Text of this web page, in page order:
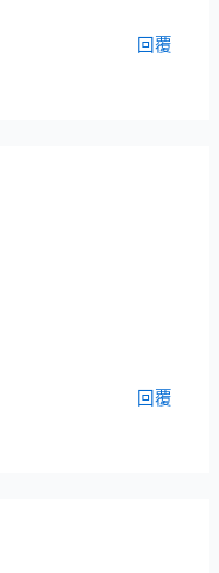
回覆
回覆